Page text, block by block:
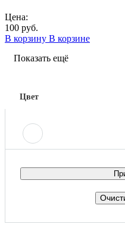
Цена:
100 руб.
В корзину В корзине
Показать ещё
Цвет